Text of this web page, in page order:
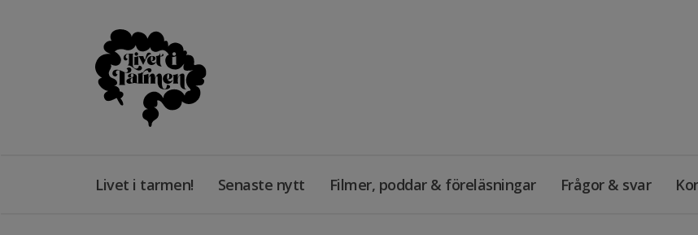
Livet i tarmen! Senaste nytt Filmer, poddar & föreläsningar Frågor & svar